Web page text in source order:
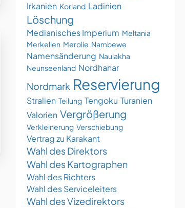
Irkanien Korland Ladinien
Löschung
Medianisches Imperium Meltania
Merkellen Merolie Nambewe
Namensänderung Naulakha
Neunseenland Nordhanar
Nordmark Reservierung
Stralien Teilung Tengoku Turanien
Valorien Vergrößerung
Verkleinerung Verschiebung
Vertrag zu Karakant
Wahl des Direktors
Wahl des Kartographen
Wahl des Richters
Wahl des Serviceleiters
Wahl des Vizedirektors